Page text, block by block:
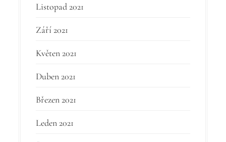
Listopad 2021
Září 2021
Květen 2021
Duben 2021
Březen 2021
Leden 2021